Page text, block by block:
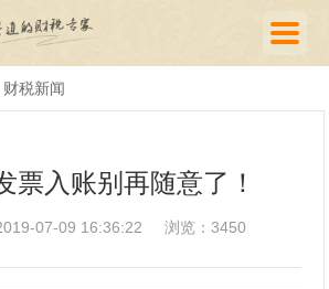
代理记账
厦门落户
财税新闻
票入账别再随意了！
07-09 16:36:22 浏览：3450